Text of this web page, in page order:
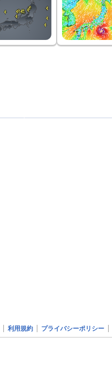
利用規約 プライバシーポリシー